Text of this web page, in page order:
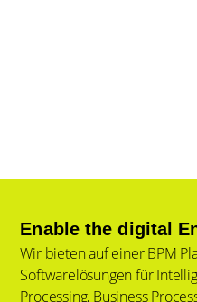
Enable the digital
Wir bieten auf einer BPM
Softwarelösungen für
Processing, Business